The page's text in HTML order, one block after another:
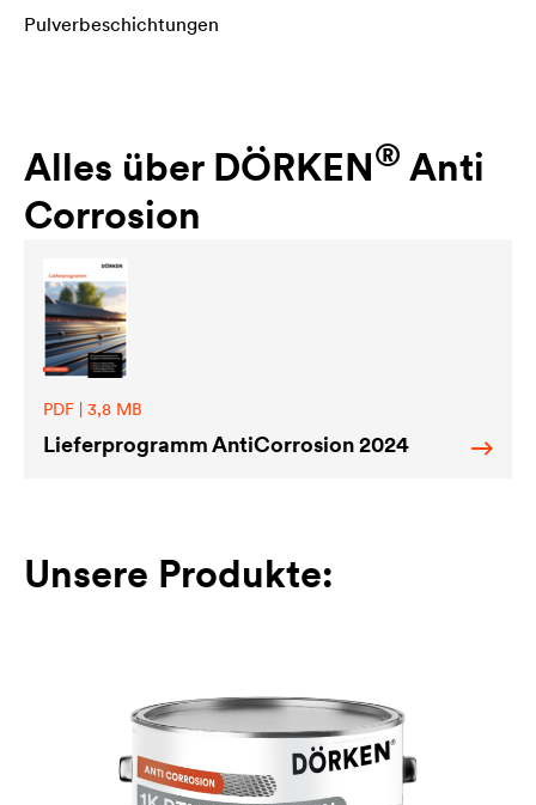
Pulverbeschichtungen
Alles über DÖRKEN® Anti
Corrosion
PDF | 3,8 MB
Lieferprogramm AntiCorrosion 2024
Unsere Produkte: